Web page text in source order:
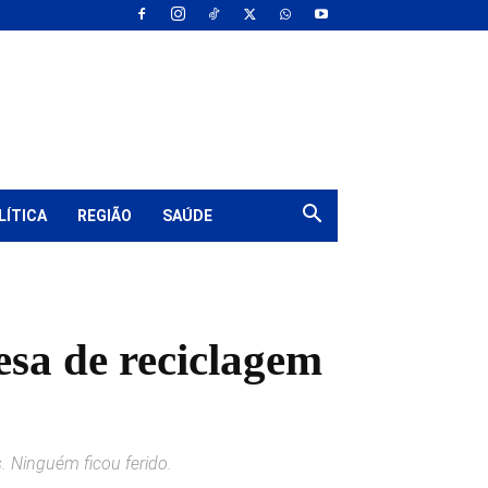
REGIÃO SAÚDE
de reciclagem
Ninguém ficou ferido.